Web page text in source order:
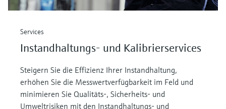
Services
Instandhaltungs- und Kalibrierservices
Steigern Sie die Effizienz Ihrer Instandhaltung,
erhöhen Sie die Messwertverfügbarkeit im Feld und
minimieren Sie Qualitäts-, Sicherheits- und
Umweltrisiken mit den Instandhaltungs- und